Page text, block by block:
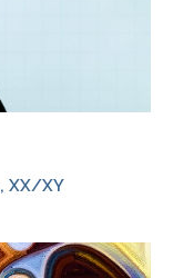
, XX/XY